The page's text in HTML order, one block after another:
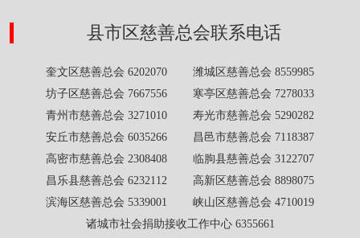
县市区慈善总会联系电话
奎文区慈善总会 6202070 潍城区慈善总会 8559985
坊子区慈善总会 7667556 寒亭区慈善总会 7278033
青州市慈善总会 3271010 寿光市慈善总会 5290282
安丘市慈善总会 6035266 昌邑市慈善总会 7118387
高密市慈善总会 2308408 临朐县慈善总会 3122707
昌乐县慈善总会 6232112 高新区慈善总会 8898075
滨海区慈善总会 5339001 峡山区慈善总会 4710019
诸城市社会捐助接收工作中心 6355661